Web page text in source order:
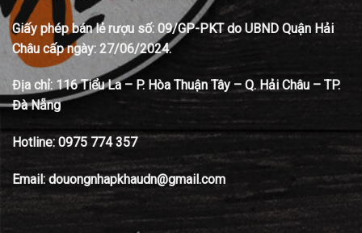
Giấy phép bán lẻ rượu số: 09/GP-PKT do UBND Quận Hải
Châu cấp ngày: 27/06/2024.
Địa chỉ: 116 Tiểu La – P. Hòa Thuận Tây – Q. Hải Châu – TP.
Đà Nẵng
Hotline: 0975 774 357
Email: douongnhapkhaudn@gmail.com